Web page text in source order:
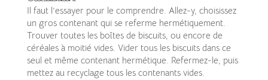
Il faut l’essayer pour le comprendre. Allez-y, choisissez
un gros contenant qui se referme hermétiquement.
Trouver toutes les boîtes de biscuits, ou encore de
céréales à moitié vides. Vider tous les biscuits dans ce
seul et même contenant hermétique. Refermez-le, puis
mettez au recyclage tous les contenants vides.